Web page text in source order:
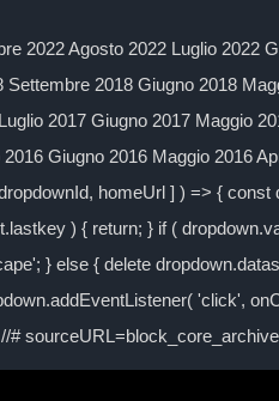
2022 Agosto 2022 Luglio 2022
2018 Giugno 2018
2017 Giugno 2017 Maggio
Giugno 2016 Maggio 2016
homeUrl ] ) => {
) { return; } if (
} else { delete
'click',